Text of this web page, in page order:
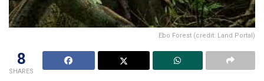
Ebo Forest (credit: Land Portal)
8
SHARES